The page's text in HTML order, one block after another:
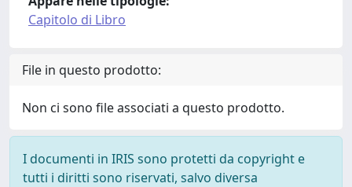
Capitolo di Libro
File in questo prodotto:
Non ci sono file associati a questo prodotto.
I documenti in IRIS sono protetti da copyright e
tutti i diritti sono riservati, salvo diversa